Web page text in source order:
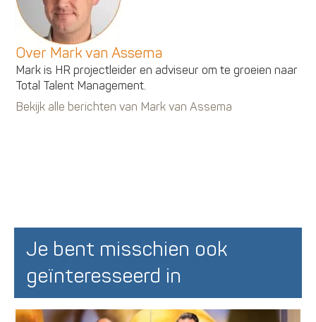
Over Mark van Assema
Mark is HR projectleider en adviseur om te groeien naar
Total Talent Management.
Bekijk alle berichten van Mark van Assema
Je bent misschien ook
geïnteresseerd in